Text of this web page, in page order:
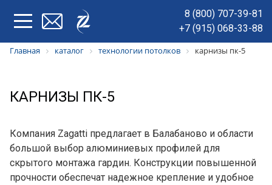
8 (800) 707-39-81
+7 (915) 068-33-88
Главная каталог технологии потолков карнизы пк-5
КАРНИЗЫ ПК-5
Компания Zagatti предлагает в Балабаново и области
большой выбор алюминиевых профилей для
скрытого монтажа гардин. Конструкции повышенной
прочности обеспечат надежное крепление и удобное